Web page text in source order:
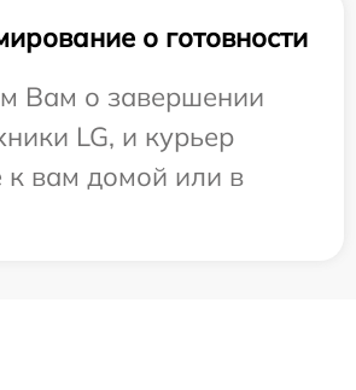
о готовности
Вам о завершении
LG, и курьер
к вам домой или в